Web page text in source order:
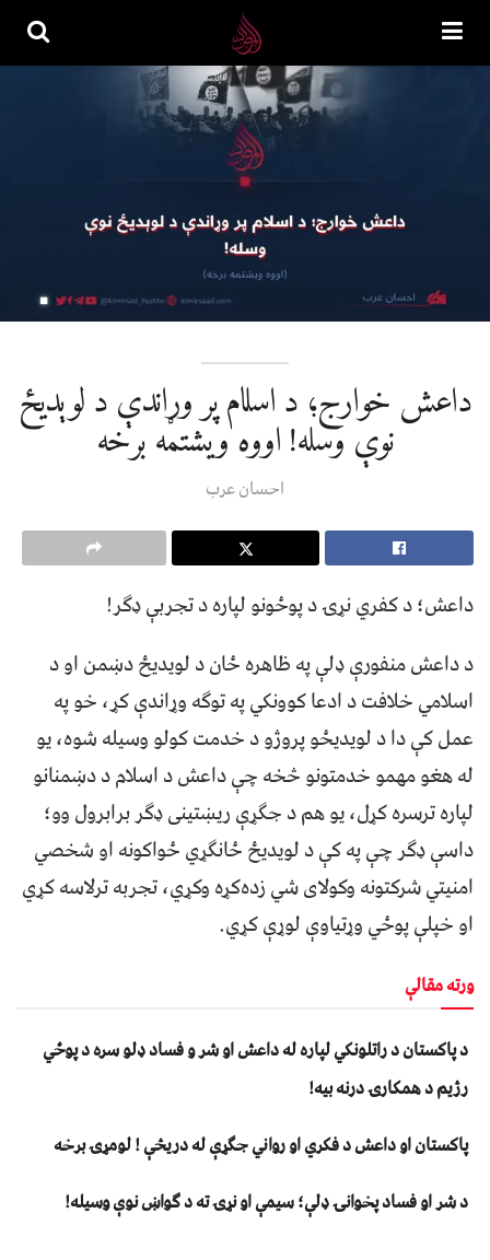
داعش خوارج؛ د اسلام پر وړاندې د لوېدیځ
نوې وسله! اووه ویشتمه برخه
احسان عرب
داعش؛ د کفري نړۍ د پوځونو لپاره د تجربې ډګر!
د داعش منفورې ډلې په ظاهره ځان د لویدیځ دښمن او د
اسلامي خلافت د ادعا کوونکي په توګه وړاندې کړ، خو په
عمل کې دا د لویدیځو پروژو د خدمت کولو وسیله شوه، یو
له هغو مهمو خدمتونو څخه چې داعش د اسلام د دښمنانو
لپاره ترسره کړل، یو هم د جګړې ریښتینی ډګر برابرول وو؛
داسې ډګر چې په کې د لویدیځ ځانګړي ځواکونه او شخصي
امنیتي شرکتونه وکولای شي زده‌کړه وکړي، تجربه ترلاسه کړي
او خپلې پوځي وړتیاوې لوړې کړي.
ورته مقالې
د پاکستان د راتلونکي لپاره له داعش او شر و فساد ډلو سره د پوځي
رژیم د همکارۍ درنه بیه!
پاکستان او داعش د فکري او رواني جګړې له دریڅې ! لومړۍ برخه
د شر او فساد پخوانۍ ډلې؛ سیمې او نړۍ ته د ګواښ نوې وسیله!